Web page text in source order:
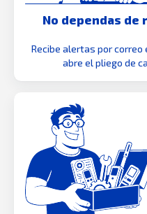
No dependas de
Recibe alertas por
abre el pliego de